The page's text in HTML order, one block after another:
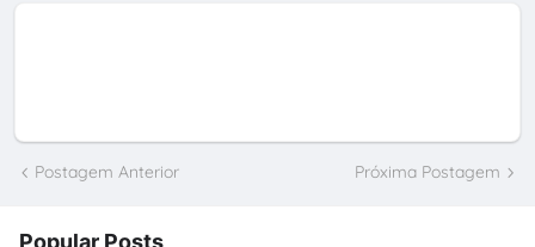
Postagem Anterior Próxima Postagem
Popular Posts